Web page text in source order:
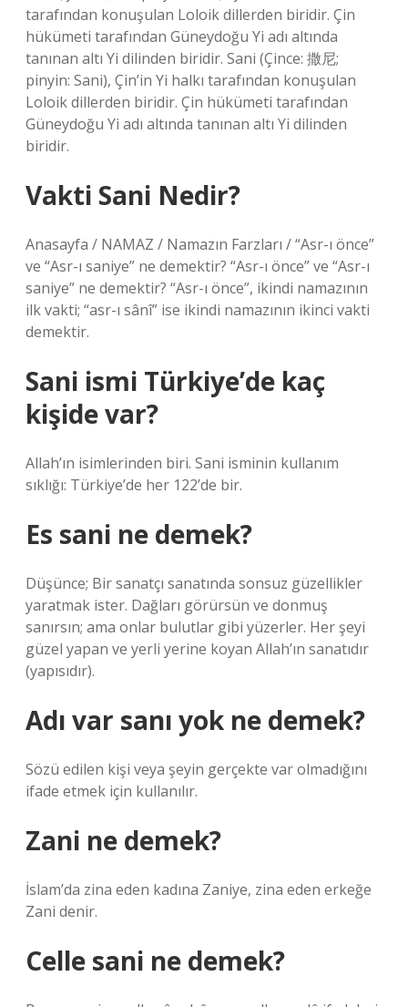
tarafından konuşulan Loloik dillerden biridir. Çin
hükümeti tarafından Güneydoğu Yi adı altında
tanınan altı Yi dilinden biridir. Sani (Çince: 撒尼;
pinyin: Sani), Çin’in Yi halkı tarafından konuşulan
Loloik dillerden biridir. Çin hükümeti tarafından
Güneydoğu Yi adı altında tanınan altı Yi dilinden
biridir.
Vakti Sani Nedir?
Anasayfa / NAMAZ / Namazın Farzları / “Asr-ı önce”
ve “Asr-ı saniye” ne demektir? “Asr-ı önce” ve “Asr-ı
saniye” ne demektir? “Asr-ı önce”, ikindi namazının
ilk vakti; “asr-ı sânî” ise ikindi namazının ikinci vakti
demektir.
Sani ismi Türkiye’de kaç
kişide var?
Allah’ın isimlerinden biri. Sani isminin kullanım
sıklığı: Türkiye’de her 122’de bir.
Es sani ne demek?
Düşünce; Bir sanatçı sanatında sonsuz güzellikler
yaratmak ister. Dağları görürsün ve donmuş
sanırsın; ama onlar bulutlar gibi yüzerler. Her şeyi
güzel yapan ve yerli yerine koyan Allah’ın sanatıdır
(yapısıdır).
Adı var sanı yok ne demek?
Sözü edilen kişi veya şeyin gerçekte var olmadığını
ifade etmek için kullanılır.
Zani ne demek?
İslam’da zina eden kadına Zaniye, zina eden erkeğe
Zani denir.
Celle sani ne demek?